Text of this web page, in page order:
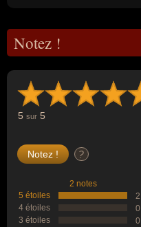
Notez !
5 sur 5
?
2 notes
5 étoiles
2
4 étoiles
0
3 étoiles
0